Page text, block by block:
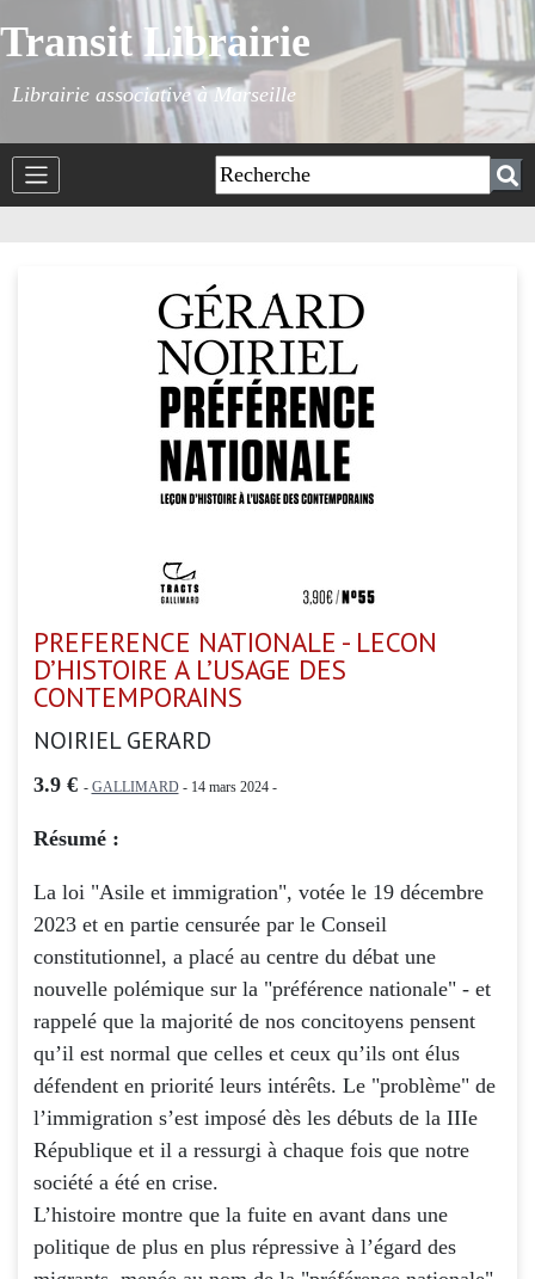
Transit Librairie
Librairie associative à Marseille
PREFERENCE NATIONALE - LECON
D’HISTOIRE A L’USAGE DES
CONTEMPORAINS
NOIRIEL GERARD
3.9 € - GALLIMARD- 14 mars 2024 -
Résumé :
La loi "Asile et immigration", votée le 19 décembre
2023 et en partie censurée par le Conseil
constitutionnel, a placé au centre du débat une
nouvelle polémique sur la "préférence nationale" - et
rappelé que la majorité de nos concitoyens pensent
qu’il est normal que celles et ceux qu’ils ont élus
défendent en priorité leurs intérêts. Le "problème" de
l’immigration s’est imposé dès les débuts de la IIIe
République et il a ressurgi à chaque fois que notre
société a été en crise.
L’histoire montre que la fuite en avant dans une
politique de plus en plus répressive à l’égard des